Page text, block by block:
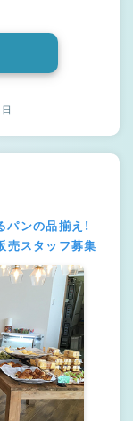
パンの品揃え！
売スタッフ募集